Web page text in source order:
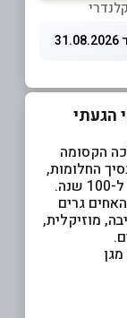
הגעתי
הקסומה
החלומות,
גרים
מוזיקלית,